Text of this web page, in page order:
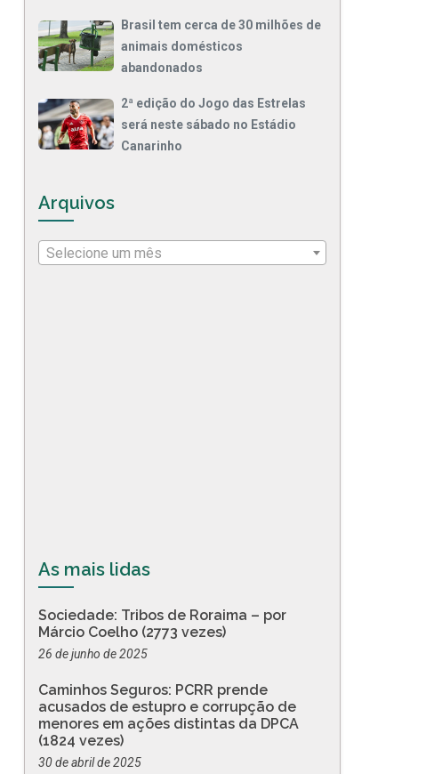
Brasil tem cerca de 30 milhões de
animais domésticos
abandonados
2ª edição do Jogo das Estrelas
será neste sábado no Estádio
Canarinho
Arquivos
Selecione um mês
As mais lidas
Sociedade: Tribos de Roraima – por
Márcio Coelho (2773 vezes)
26 de junho de 2025
Caminhos Seguros: PCRR prende
acusados de estupro e corrupção de
menores em ações distintas da DPCA
(1824 vezes)
30 de abril de 2025